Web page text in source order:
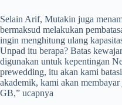
Selain Arif, Mutakin juga
bermaksud melakukan
ingin menghitung ulang
Unpad itu berapa? Batas
digunakan untuk kepentingan
prewedding, itu akan kami
akademik, kami akan
GB,” ucapnya